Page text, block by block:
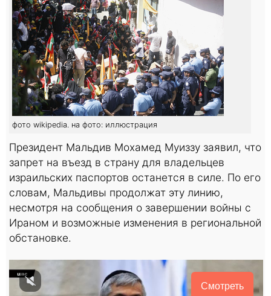
фото wikipedia. на фото: иллюстрация
Президент Мальдив Мохамед Муиззу заявил, что
запрет на въезд в страну для владельцев
израильских паспортов останется в силе. По его
словам, Мальдивы продолжат эту линию,
несмотря на сообщения о завершении войны с
Ираном и возможные изменения в региональной
обстановке.
Смотреть